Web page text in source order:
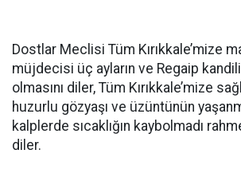
Dostlar Meclisi Tüm Kırıkkale’mize
müjdecisi üç ayların ve Regaip
olmasını diler, Tüm Kırıkkale’mize
huzurlu gözyaşı ve üzüntünün
kalplerde sıcaklığın kaybolmadı
diler.